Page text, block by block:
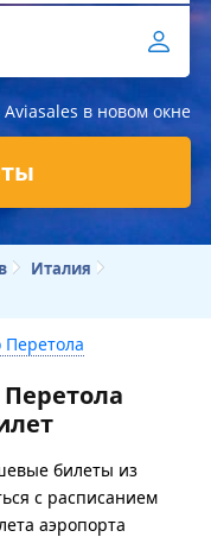
в новом окне
Италия
билеты из
с расписанием
аэропорта